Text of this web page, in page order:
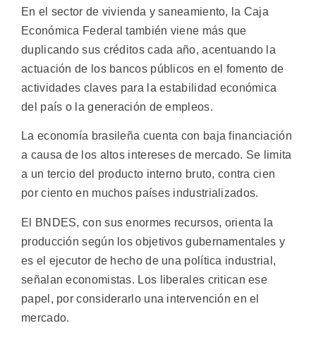
En el sector de vivienda y saneamiento, la Caja
Económica Federal también viene más que
duplicando sus créditos cada año, acentuando la
actuación de los bancos públicos en el fomento de
actividades claves para la estabilidad económica
del país o la generación de empleos.
La economía brasileña cuenta con baja financiación
a causa de los altos intereses de mercado. Se limita
a un tercio del producto interno bruto, contra cien
por ciento en muchos países industrializados.
El BNDES, con sus enormes recursos, orienta la
producción según los objetivos gubernamentales y
es el ejecutor de hecho de una política industrial,
señalan economistas. Los liberales critican ese
papel, por considerarlo una intervención en el
mercado.